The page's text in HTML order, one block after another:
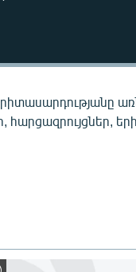
հարցազրույցներ,